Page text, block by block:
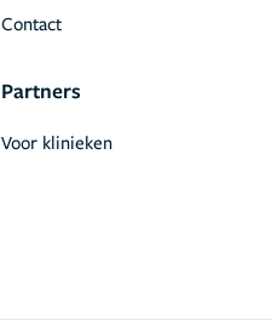
Contact
Partners
Voor klinieken